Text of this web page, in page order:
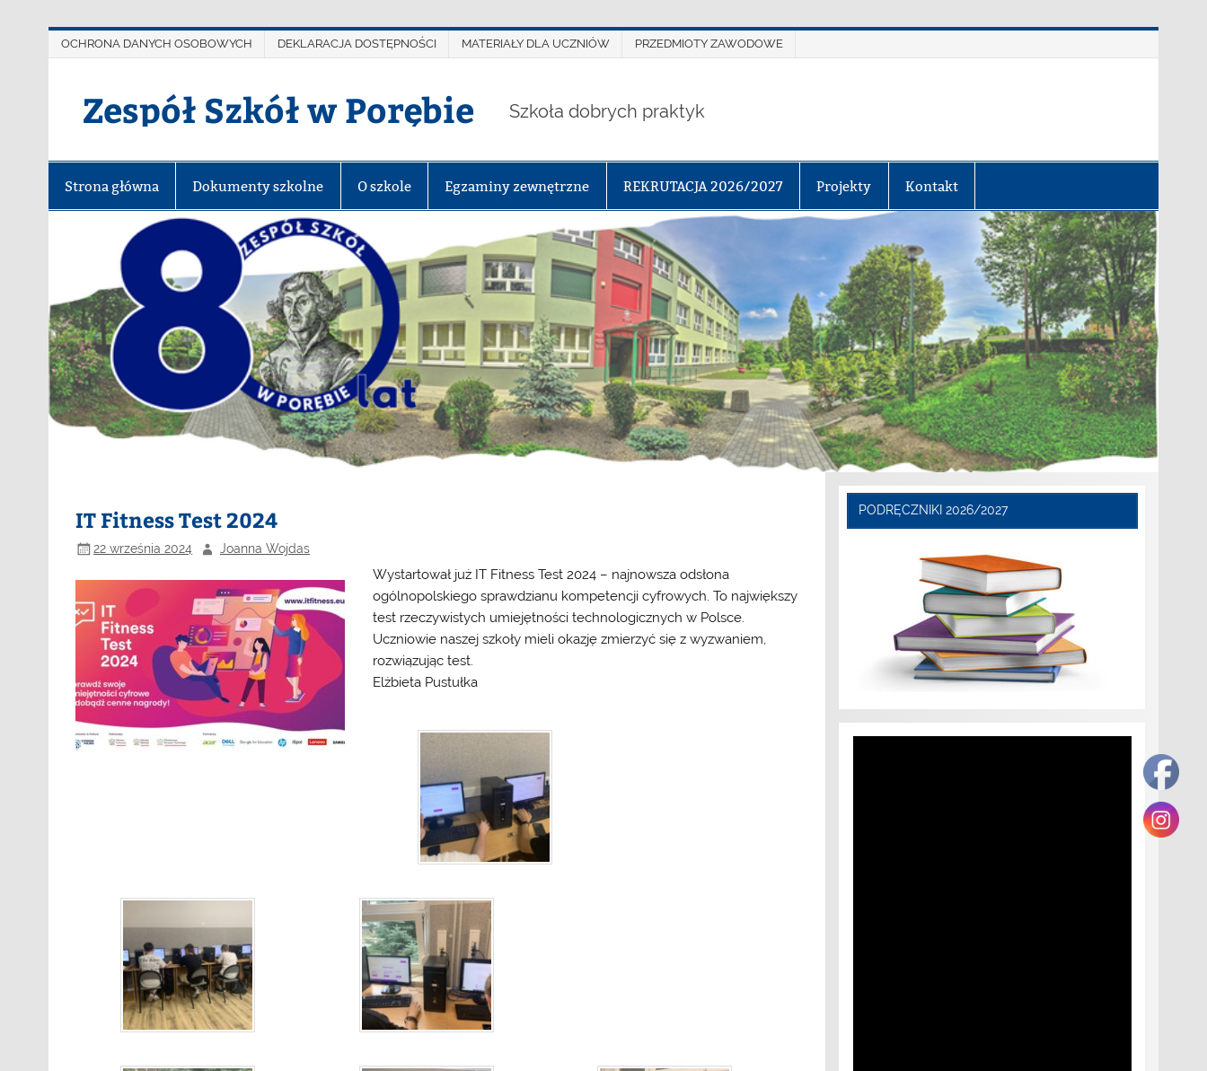
OCHRONA DANYCH OSOBOWYCH DEKLARACJA DOSTĘPNOŚCI MATERIAŁY DLA UCZNIÓW PRZEDMIOTY ZAWODOWE
Zespół Szkół w Porębie Szkoła dobrych praktyk
Strona główna Dokumenty szkolne O szkole Egzaminy zewnętrzne REKRUTACJA 2026/2027 Projekty Kontakt
IT Fitness Test 2024
22 września 2024 Joanna Wojdas
Wystartował już IT Fitness Test 2024 – najnowsza odsłona
ogólnopolskiego sprawdzianu kompetencji cyfrowych. To największy
test rzeczywistych umiejętności technologicznych w Polsce.
Uczniowie naszej szkoły mieli okazję zmierzyć się z wyzwaniem,
rozwiązując test.
Elżbieta Pustułka
PODRĘCZNIKI 2026/2027